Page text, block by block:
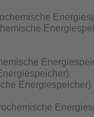
Energiespeicher)